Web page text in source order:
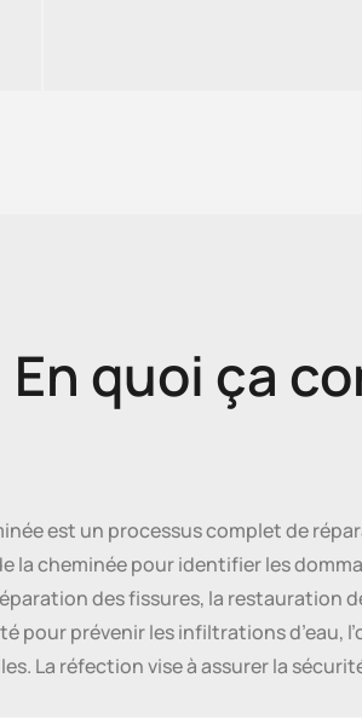
En quoi ça
est un processus complet de
la cheminée pour identifier les
des fissures, la restauration
pour prévenir les infiltrations
La réfection vise à assurer la